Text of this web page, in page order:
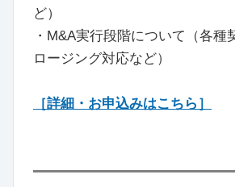
ど）
・M&A実行段階について（各種
ロージング対応など）
［詳細・お申込みはこちら］